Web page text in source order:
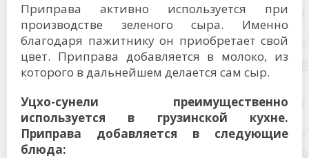
Приправа активно используется при
производстве зеленого сыра. Именно
благодаря пажитнику он приобретает свой
цвет. Приправа добавляется в молоко, из
которого в дальнейшем делается сам сыр.
Уцхо-сунели преимущественно
используется в грузинской кухне.
Приправа добавляется в следующие
блюда: